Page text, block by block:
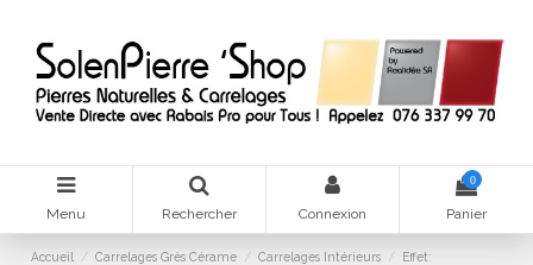
Menu Rechercher Connexion
0
Panier
Accueil Carrelages Grès Cérame Carrelages Intérieurs
Effet: